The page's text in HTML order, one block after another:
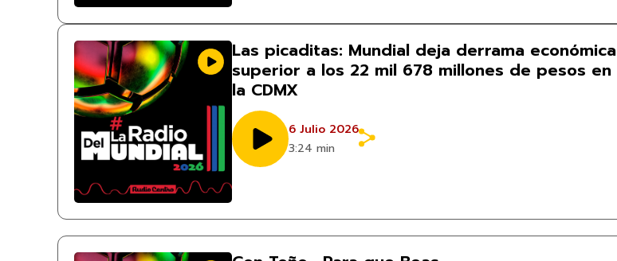
Las picaditas: Mundial deja derrama económica
superior a los 22 mil 678 millones de pesos en
la CDMX
6 Julio 2026
3:24 min